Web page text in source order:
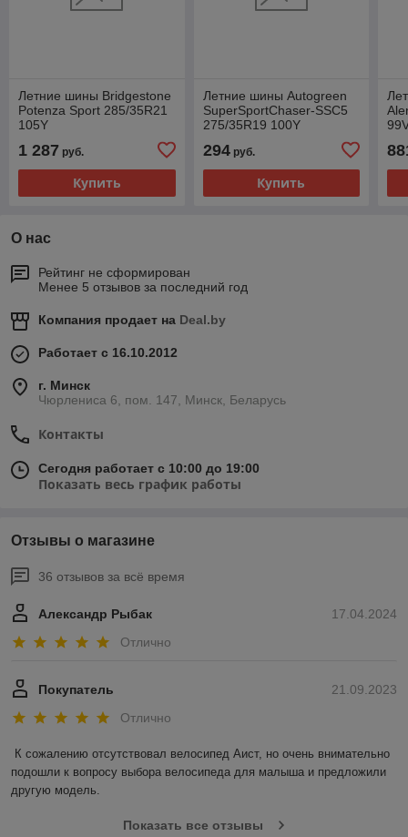
Летние шины Bridgestone
Potenza Sport 285/35R21
105Y
1 287 руб.
Купить
Летние шины Autogreen
SuperSportChaser-SSC5
275/35R19 100Y
294руб.
Купить
О нас
Рейтинг не сформирован
Менее 5 отзывов за последний год
Компания продает на Deal.by
Работает с 16.10.2012
г. Минск
Чюрлениса 6, пом. 147, Минск, Беларусь
Контакты
Сегодня работает с 10:00 до 19:00
Показать весь график работы
Отзывы о магазине
36 отзывов за всё время
17.04.2024
Александр Рыбак
Отлично
21.09.2023
Покупатель
Отлично
К сожалению отсутствовал велосипед Аист, но очень внимательно
подошли к вопросу выбора велосипеда для малыша и предложили
другую модель.
Показать все отзывы